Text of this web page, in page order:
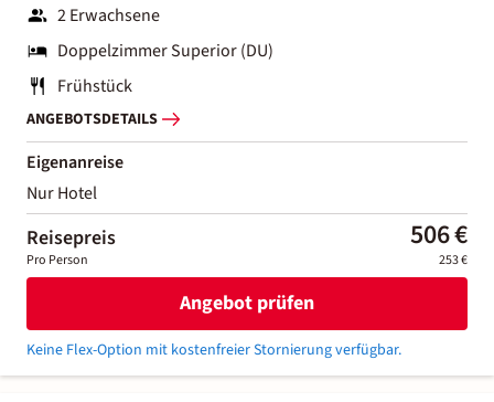
2 Erwachsene
Doppelzimmer Superior (DU)
Frühstück
ANGEBOTSDETAILS
Eigenanreise
Nur Hotel
Reisepreis 506 €
Pro Person 253 €
Angebot prüfen
Keine Flex-Option mit kostenfreier Stornierung verfügbar.